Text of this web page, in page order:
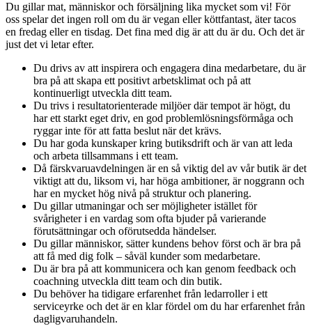
Du gillar mat, människor och försäljning lika mycket som vi! För
oss spelar det ingen roll om du är vegan eller köttfantast, äter tacos
en fredag eller en tisdag. Det fina med dig är att du är du. Och det är
just det vi letar efter.
Du drivs av att inspirera och engagera dina medarbetare, du är
bra på att skapa ett positivt arbetsklimat och på att
kontinuerligt utveckla ditt team.
Du trivs i resultatorienterade miljöer där tempot är högt, du
har ett starkt eget driv, en god problemlösningsförmåga och
ryggar inte för att fatta beslut när det krävs.
Du har goda kunskaper kring butiksdrift och är van att leda
och arbeta tillsammans i ett team.
Då färskvaruavdelningen är en så viktig del av vår butik är det
viktigt att du, liksom vi, har höga ambitioner, är noggrann och
har en mycket hög nivå på struktur och planering.
Du gillar utmaningar och ser möjligheter istället för
svårigheter i en vardag som ofta bjuder på varierande
förutsättningar och oförutsedda händelser.
Du gillar människor, sätter kundens behov först och är bra på
att få med dig folk – såväl kunder som medarbetare.
Du är bra på att kommunicera och kan genom feedback och
coachning utveckla ditt team och din butik.
Du behöver ha tidigare erfarenhet från ledarroller i ett
serviceyrke och det är en klar fördel om du har erfarenhet från
dagligvaruhandeln.